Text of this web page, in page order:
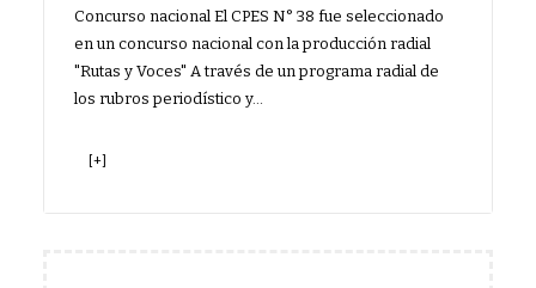
Concurso nacional El CPES N° 38 fue seleccionado
en un concurso nacional con la producción radial
"Rutas y Voces" A través de un programa radial de
los rubros periodístico y…
[+]